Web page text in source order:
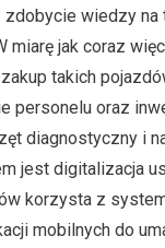
wiedzy na
miarę jak coraz
takich
personelu oraz
diagnostyczny i
jest digitalizacja
korzysta z
mobilnych do